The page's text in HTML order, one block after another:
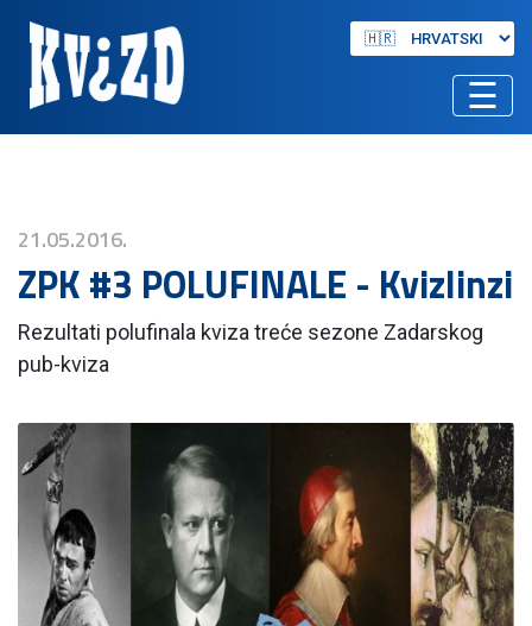
☰
21.05.2016.
ZPK #3 POLUFINALE - Kvizlinzi
Rezultati polufinala kviza treće sezone Zadarskog
pub-kviza